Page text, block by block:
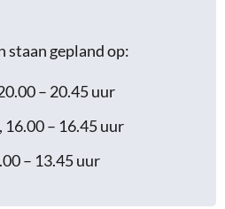
staan gepland op:
– 20.45 uur
– 16.45 uur
– 13.45 uur